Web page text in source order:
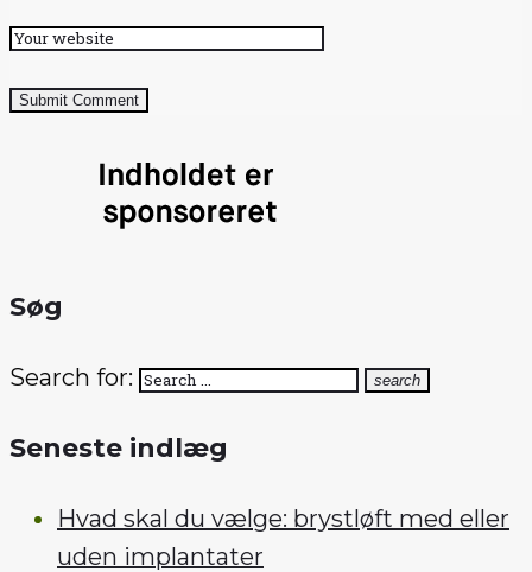
Submit Comment
Søg
Search for: search
Seneste indlæg
Hvad skal du vælge: brystløft med eller
uden implantater